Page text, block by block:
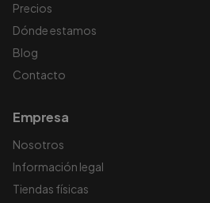
Precios
Dónde estamos
Blog
Contacto
Empresa
Nosotros
Información legal
Tiendas físicas